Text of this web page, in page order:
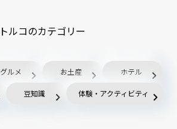
トルコのカテゴリー
グルメ お土産 ホテル
豆知識 体験・アクティビティ